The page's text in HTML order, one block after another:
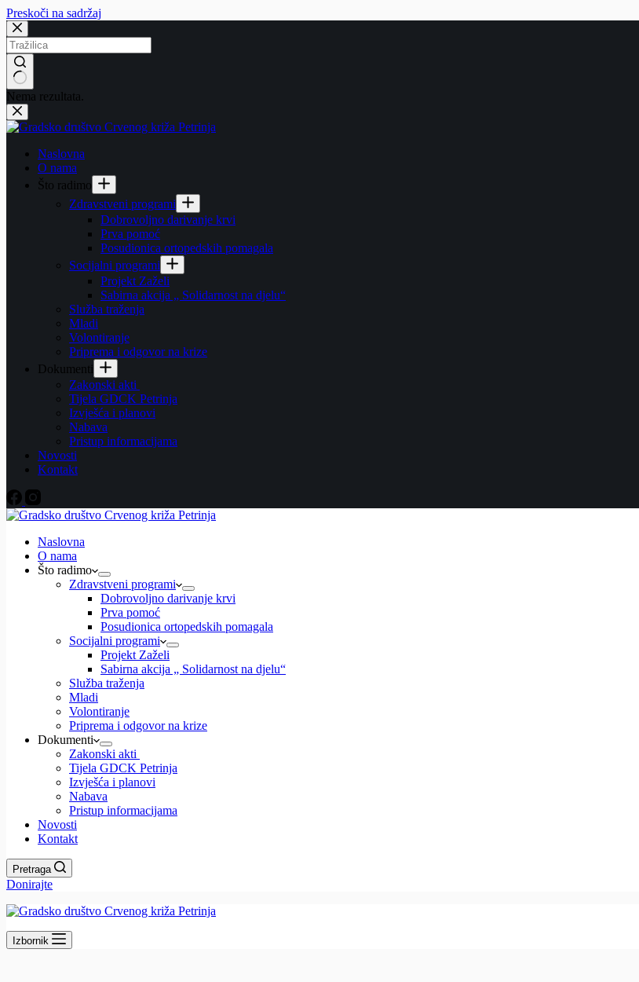
Preskoči na sadržaj
Nema rezultata.
Naslovna
O nama
Što radimo
Zdravstveni programi
Dobrovoljno darivanje krvi
Prva pomoć
Posudionica ortopedskih pomagala
Socijalni programi
Projekt Zaželi
Sabirna akcija „ Solidarnost na djelu“
Služba traženja
Mladi
Volontiranje
Priprema i odgovor na krize
Dokumenti
Zakonski akti
Tijela GDCK Petrinja
Izvješća i planovi
Nabava
Pristup informacijama
Novosti
Kontakt
Naslovna
O nama
Što radimo
Zdravstveni programi
Dobrovoljno darivanje krvi
Prva pomoć
Posudionica ortopedskih pomagala
Socijalni programi
Projekt Zaželi
Sabirna akcija „ Solidarnost na djelu“
Služba traženja
Mladi
Volontiranje
Priprema i odgovor na krize
Dokumenti
Zakonski akti
Tijela GDCK Petrinja
Izvješća i planovi
Nabava
Pristup informacijama
Novosti
Kontakt
Pretraga
Donirajte
Izbornik